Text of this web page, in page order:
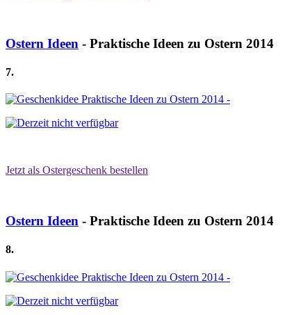
Ostern Ideen - Praktische Ideen zu Ostern 2014
7.
Jetzt als Ostergeschenk bestellen
Ostern Ideen - Praktische Ideen zu Ostern 2014
8.